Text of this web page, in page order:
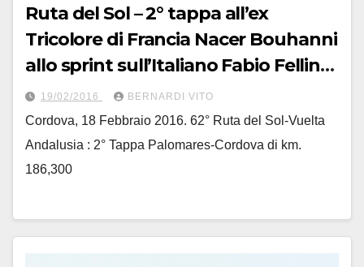
Ruta del Sol – 2° tappa all’ex
Tricolore di Francia Nacer Bouhanni
allo sprint sull’Italiano Fabio Felline-
Fotoservizio di Jean Claude
Faucher
19/02/2016 BERNARDI VITO
Cordova, 18 Febbraio 2016. 62° Ruta del Sol-Vuelta
Andalusia : 2° Tappa Palomares-Cordova di km.
186,300